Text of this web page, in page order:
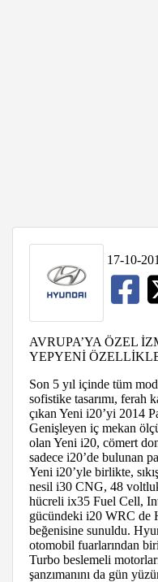
17-10-
AVRUPA’YA ÖZEL
YEPYENİ
Son 5 yıl içinde tüm
sofistike tasarımı,
çıkan Yeni i20’yi 2014
Genişleyen iç mekan
olan Yeni i20, cömert
sadece i20’de bulunan
Yeni i20’yle birlikte,
nesil i30 CNG, 48
hücreli ix35 Fuel Cell,
gücündeki i20 WRC de
beğenisine sunuldu.
otomobil fuarlarından
Turbo beslemeli
şanzımanını da gün